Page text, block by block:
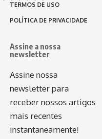
TERMOS DE USO
POLÍTICA DE PRIVACIDADE
Assine a nossa
newsletter
Assine nossa
newsletter para
receber nossos artigos
mais recentes
instantaneamente!